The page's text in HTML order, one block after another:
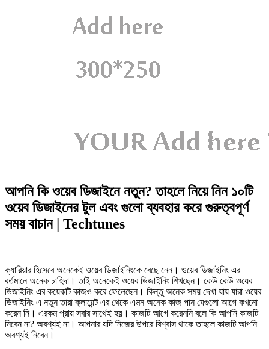
আপনি কি ওয়েব ডিজাইনে নতুন? তাহলে নিয়ে নিন ১০টি
ওয়েব ডিজাইনের টুল এবং গুলো ব্যবহার করে গুরুত্বপূর্ণ
সময় বাচান | Techtunes
ক্যারিয়ার হিসেবে অনেকেই ওয়েব ডিজাইনিংকে বেছে নেন। ওয়েব ডিজাইনিং এর
বর্তমানে অনেক চাহিদা। তাই অনেকেই ওয়েব ডিজাইনিং শিখছেন। কেউ কেউ ওয়েব
ডিজাইনিং এর কয়েকটি কাজও করে ফেলেছেন। কিন্তু অনেক সময় দেখা যায় যারা ওয়েব
ডিজাইনিং এ নতুন তারা ক্লায়েন্ট এর থেকে এমন অনেক কাজ পান যেগুলো আগে কখনো
করেন নি। এরকম প্রায় সবার সাথেই হয়। কাজটি আগে করেননি বলে কি আপনি কাজটি
নিবেন না? অবশ্যই না। আপনার যদি নিজের উপরে বিশ্বাস থাকে তাহলে কাজটি আপনি
অবশ্যই নিবেন।